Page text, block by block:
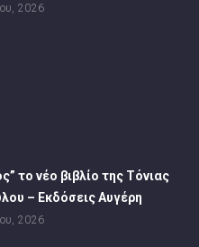
2026
το νέο βιβλίο της Τόνιας
– Εκδόσεις Αυγέρη
2026